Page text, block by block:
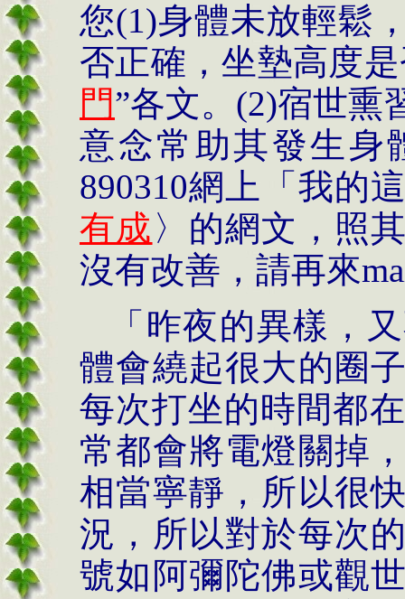
您(1)身體未放輕鬆
否正確，坐墊高度
門”各文。 (2)宿世熏
意念常助其發生身
890310網上「我的
有成 〉的網文，照
沒有改善，請再來
「昨夜的異樣，
體會繞起很大的圈
每次打坐的時間都
常都會將電燈關掉
相當寧靜，所以很
況，所以對於每次
號如阿彌陀佛或觀